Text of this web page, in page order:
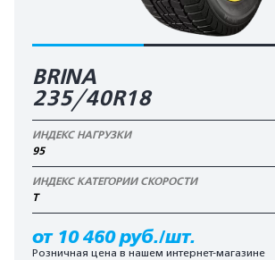
BRINA
235/40R18
ИНДЕКС НАГРУЗКИ
95
ИНДЕКС КАТЕГОРИИ СКОРОСТИ
T
от 10 460 руб./шт.
Розничная цена в нашем интернет-магазине